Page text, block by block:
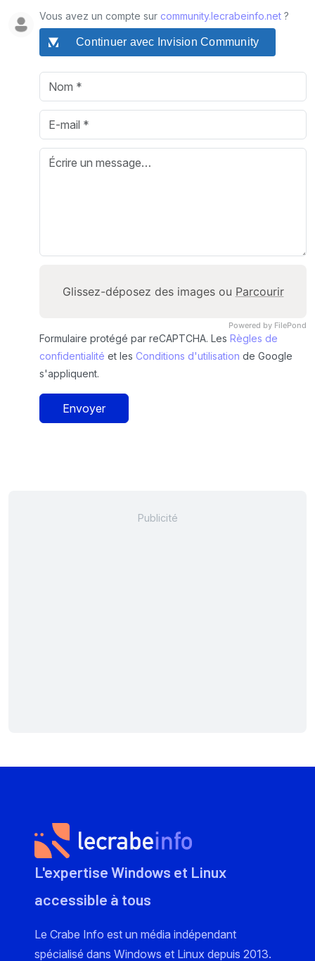
Vous avez un compte sur community.lecrabeinfo.net ?
Continuer avec Invision Community
Powered by FilePond
Glissez-déposez des images ou Parcourir
Formulaire protégé par reCAPTCHA. Les Règles de
confidentialité et les Conditions d'utilisation de Google
s'appliquent.
Envoyer
L'expertise Windows et Linux
accessible à tous
Le Crabe Info est un média indépendant
spécialisé dans Windows et Linux depuis 2013.